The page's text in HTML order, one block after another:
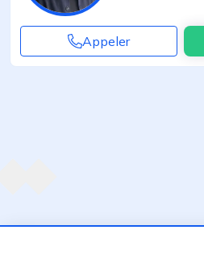
Appeler